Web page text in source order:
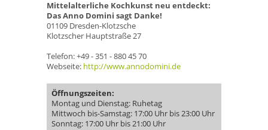
Mittelalterliche Kochkunst neu entdeckt:
Das Anno Domini sagt Danke!
01109 Dresden-Klotzsche
Klotzscher Hauptstraße 27
Telefon: +49 - 351 - 880 45 70
Webseite: http://www.annodomini.de
Öffnungszeiten:
Montag und Dienstag: Ruhetag
Mittwoch bis-Samstag: 17:00 Uhr bis 23:00 Uhr
Sonntag: 17:00 Uhr bis 21:00 Uhr